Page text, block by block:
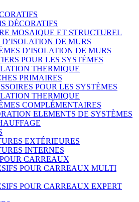
DÉCORATIFS
MOSAIQUE ET STRUCTUREL
D’ISOLATION DE MURS
D’ISOLATION DE MURS
POUR LES SYSTÈMES
THERMIQUE
PRIMAIRES
POUR LES SYSTÈMES
THERMIQUE
COMPLÉMENTAIRES
ELEMENTS DE SYSTÈMES
EXTÉRIEURES
INTERNES
CARREAUX
POUR CARREAUX MULTI
POUR CARREAUX EXPERT